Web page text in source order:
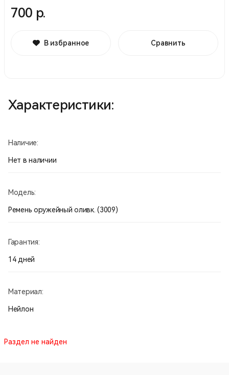
700 р.
В избранное Сравнить
Характеристики:
Наличие:
Нет в наличии
Модель:
Ремень оружейный оливк. (3009)
Гарантия:
14 дней
Материал:
Нейлон
Раздел не найден